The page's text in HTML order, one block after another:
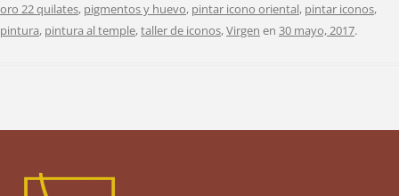
oro 22 quilates, pigmentos y huevo, pintar icono oriental, pintar iconos,
pintura, pintura al temple,taller de iconos,Virgen en 30 mayo, 2017.